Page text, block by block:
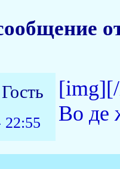
Гость
22:55
[img]
Во де